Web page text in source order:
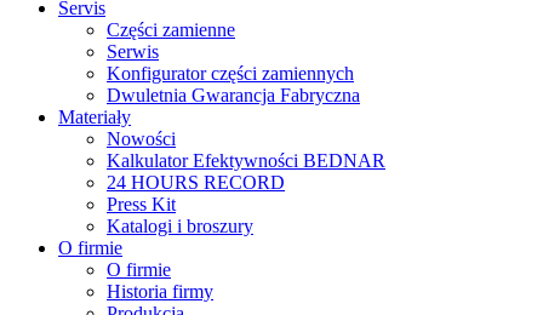
Servis
Części zamienne
Serwis
Konfigurator części zamiennych
Dwuletnia Gwarancja Fabryczna
Materiały
Nowości
Kalkulator Efektywności BEDNAR
24 HOURS RECORD
Press Kit
Katalogi i broszury
O firmie
O firmie
Historia firmy